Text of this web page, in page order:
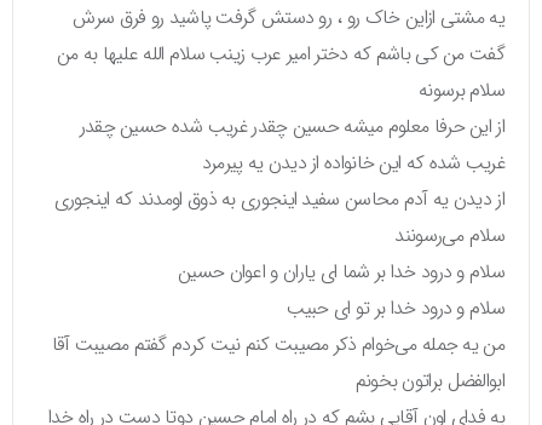
یه مشتی ازاین خاک رو ، رو دستش گرفت پاشید رو فرق سرش
گفت من کی باشم که دختر امیر عرب زینب سلام الله علیها به من
سلام برسونه
از این حرفا معلوم میشه حسین چقدر غریب شده حسین چقدر
غریب شده که این خانواده از دیدن یه پیرمرد
از دیدن یه آدم محاسن سفید اینجوری به ذوق اومدند که اینجوری
سلام می‌رسونند
سلام و درود خدا بر شما ای یاران و اعوان حسین
سلام و درود خدا بر تو ای حبیب
من یه جمله می‌خوام ذکر مصیبت کنم نيت کردم گفتم مصیبت آقا
ابوالفضل براتون بخونم
به فدای اون آقایی بشم که در راه امام حسین دوتا دست در راه خدا